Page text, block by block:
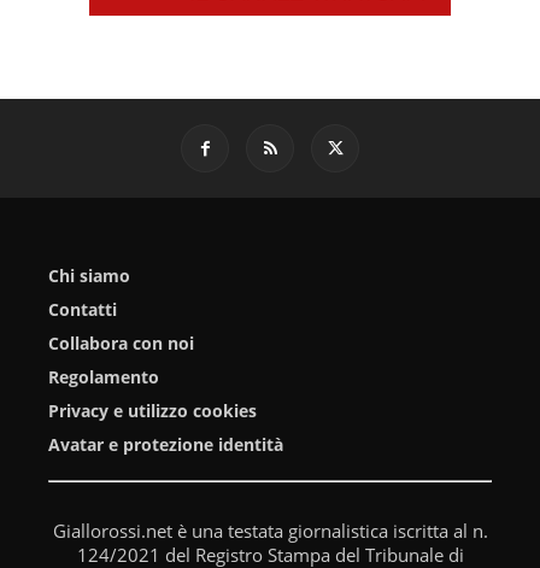
Chi siamo
Contatti
Collabora con noi
Regolamento
Privacy e utilizzo cookies
Avatar e protezione identità
Giallorossi.net è una testata giornalistica iscritta al n.
124/2021 del Registro Stampa del Tribunale di